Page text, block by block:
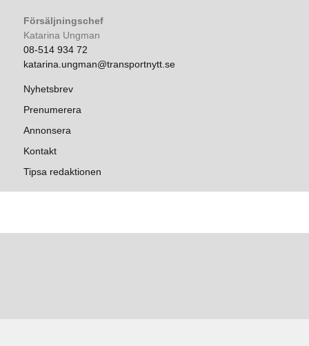
Försäljningschef
Katarina Ungman
08-514 934 72
katarina.ungman@transportnytt.se
Nyhetsbrev
Prenumerera
Annonsera
Kontakt
Tipsa redaktionen